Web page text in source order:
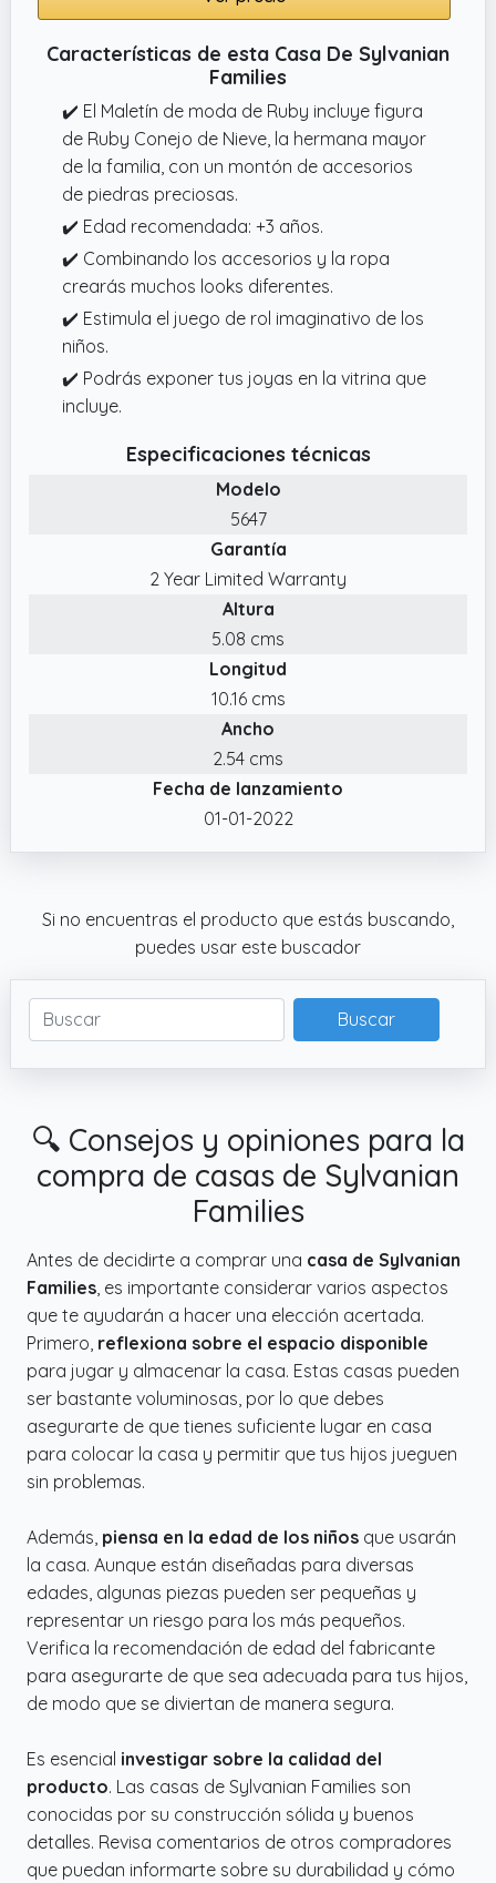
Características de esta Casa De Sylvanian
Families
✔️ El Maletín de moda de Ruby incluye figura
de Ruby Conejo de Nieve, la hermana mayor
de la familia, con un montón de accesorios
de piedras preciosas.
✔️ Edad recomendada: +3 años.
✔️ Combinando los accesorios y la ropa
crearás muchos looks diferentes.
✔️ Estimula el juego de rol imaginativo de los
niños.
✔️ Podrás exponer tus joyas en la vitrina que
incluye.
Especificaciones técnicas
Modelo
5647
Garantía
2 Year Limited Warranty
Altura
5.08 cms
Longitud
10.16 cms
Ancho
2.54 cms
Fecha de lanzamiento
01-01-2022
Si no encuentras el producto que estás buscando,
puedes usar este buscador
Buscar
🔍 Consejos y opiniones para la
compra de casas de Sylvanian
Families
Antes de decidirte a comprar una casa de Sylvanian
Families, es importante considerar varios aspectos
que te ayudarán a hacer una elección acertada.
Primero, reflexiona sobre el espacio disponible
para jugar y almacenar la casa. Estas casas pueden
ser bastante voluminosas, por lo que debes
asegurarte de que tienes suficiente lugar en casa
para colocar la casa y permitir que tus hijos jueguen
sin problemas.
Además, piensa en la edad de los niños que usarán
la casa. Aunque están diseñadas para diversas
edades, algunas piezas pueden ser pequeñas y
representar un riesgo para los más pequeños.
Verifica la recomendación de edad del fabricante
para asegurarte de que sea adecuada para tus hijos,
de modo que se diviertan de manera segura.
Es esencial investigar sobre la calidad del
producto. Las casas de Sylvanian Families son
conocidas por su construcción sólida y buenos
detalles. Revisa comentarios de otros compradores
que puedan informarte sobre su durabilidad y cómo